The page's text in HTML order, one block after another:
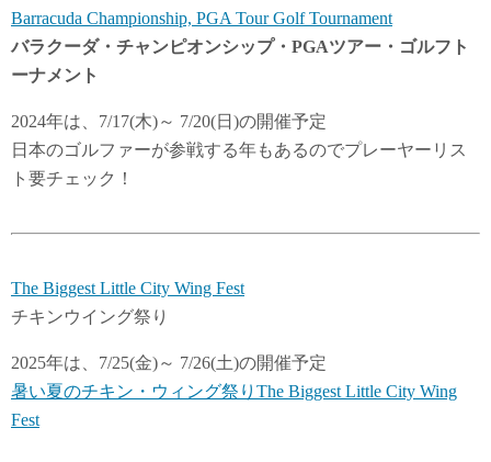
Barracuda Championship, PGA Tour Golf Tournament
バラクーダ・チャンピオンシップ・PGAツアー・ゴルフト
ーナメント
2024年は、7/17(木)～ 7/20(日)の開催予定
日本のゴルファーが参戦する年もあるのでプレーヤーリス
ト要チェック！
The Biggest Little City Wing Fest
チキンウイング祭り
2025年は、7/25(金)～ 7/26(土)の開催予定
暑い夏のチキン・ウィング祭りThe Biggest Little City Wing
Fest